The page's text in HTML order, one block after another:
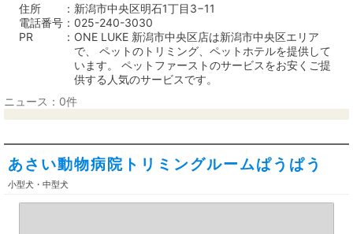
住所
新潟市中央区明石1丁目3−11
電話番号
025-240-3030
PR
ONE LUKE 新潟市中央区店は新潟市中央区エリア
で、 ペットのトリミング、ペットホテルを提供して
います。 ペットファーストのサービスをお安くご提
供する人気のサービスです。
ニュース：0件
あさい動物病院トリミングルームぱうぱう
小型犬・中型犬